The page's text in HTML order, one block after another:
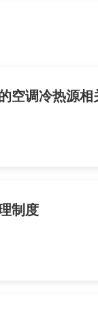
空调冷热源
制度